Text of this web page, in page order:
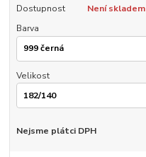
Dostupnost
Není skladem
Barva
Velikost
Nejsme plátci DPH